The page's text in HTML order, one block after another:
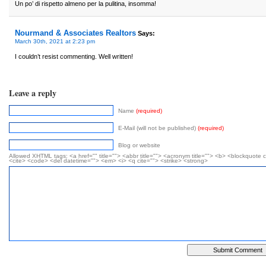
Un po’ di rispetto almeno per la pulitina, insomma!
Nourmand & Associates Realtors Says:
March 30th, 2021 at 2:23 pm
I couldn’t resist commenting. Well written!
Leave a reply
Name (required)
E-Mail (will not be published) (required)
Blog or website
Allowed XHTML tags: <a href="" title=""> <abbr title=""> <acronym title=""> <b> <blockquote
<cite> <code> <del datetime=""> <em> <i> <q cite=""> <strike> <strong>